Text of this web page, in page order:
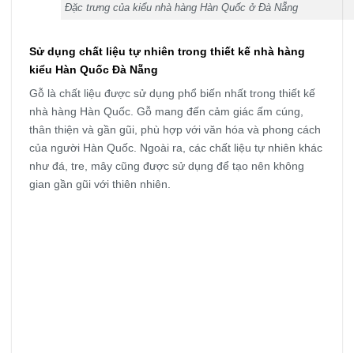
Đặc trưng của kiểu nhà hàng Hàn Quốc ở Đà Nẵng
Sử dụng chất liệu tự nhiên trong thiết kế nhà hàng
kiểu Hàn Quốc Đà Nẵng
Gỗ là chất liệu được sử dụng phổ biến nhất trong thiết kế
nhà hàng Hàn Quốc. Gỗ mang đến cảm giác ấm cúng,
thân thiện và gần gũi, phù hợp với văn hóa và phong cách
của người Hàn Quốc. Ngoài ra, các chất liệu tự nhiên khác
như đá, tre, mây cũng được sử dụng để tạo nên không
gian gần gũi với thiên nhiên.